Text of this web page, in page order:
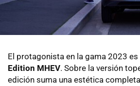
El protagonista en la gama 2023 es
Edition MHEV. Sobre la versión
edición suma una estética